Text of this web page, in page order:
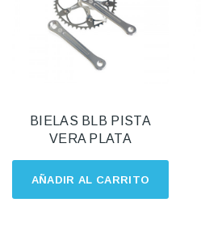
AÑADIR AL CARRITO
BIELAS BLB PISTA
VERA PLATA